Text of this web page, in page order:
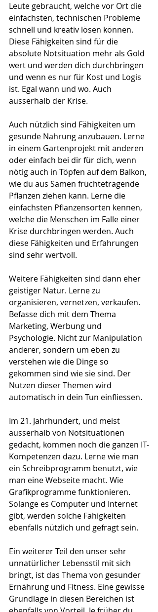
Leute gebraucht, welche vor Ort die
einfachsten, technischen Probleme
schnell und kreativ lösen können.
Diese Fähigkeiten sind für die
absolute Notsituation mehr als Gold
wert und werden dich durchbringen
und wenn es nur für Kost und Logis
ist. Egal wann und wo. Auch
ausserhalb der Krise.
Auch nützlich sind Fähigkeiten um
gesunde Nahrung anzubauen. Lerne
in einem Gartenprojekt mit anderen
oder einfach bei dir für dich, wenn
nötig auch in Töpfen auf dem Balkon,
wie du aus Samen früchtetragende
Pflanzen ziehen kann. Lerne die
einfachsten Pflanzensorten kennen,
welche die Menschen im Falle einer
Krise durchbringen werden. Auch
diese Fähigkeiten und Erfahrungen
sind sehr wertvoll.
Weitere Fähigkeiten sind dann eher
geistiger Natur. Lerne zu
organisieren, vernetzen, verkaufen.
Befasse dich mit dem Thema
Marketing, Werbung und
Psychologie. Nicht zur Manipulation
anderer, sondern um eben zu
verstehen wie die Dinge so
gekommen sind wie sie sind. Der
Nutzen dieser Themen wird
automatisch in dein Tun einfliessen.
Im 21. Jahrhundert, und meist
ausserhalb von Notsituationen
gedacht, kommen noch die ganzen IT-
Kompetenzen dazu. Lerne wie man
ein Schreibprogramm benutzt, wie
man eine Webseite macht. Wie
Grafikprogramme funktionieren.
Solange es Computer und Internet
gibt, werden solche Fähigkeiten
ebenfalls nützlich und gefragt sein.
Ein weiterer Teil den unser sehr
unnatürlicher Lebensstil mit sich
bringt, ist das Thema von gesunder
Ernährung und Fitness. Eine gewisse
Grundlage in diesen Bereichen ist